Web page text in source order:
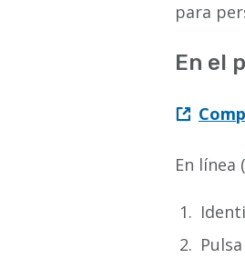
para
En el
En línea